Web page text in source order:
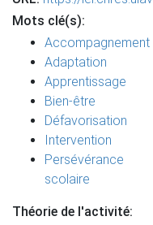
Mots clé(s):
Accompagnement
Adaptation
Apprentissage
Bien-être
Défavorisation
Intervention
Persévérance
scolaire
Théorie de l'activité: